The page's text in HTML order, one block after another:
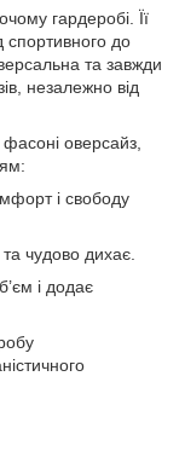
гардеробі. Її
спортивного до
та завжди
незалежно від
оверсайз,
і свободу
чудово дихає.
і додає